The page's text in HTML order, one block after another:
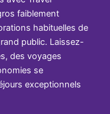
faiblement
habituelles de
public. Laissez-
des voyages
se
exceptionnels